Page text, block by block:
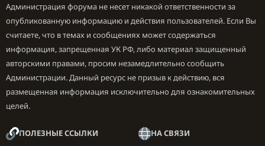
Администрация форума не несет никакой ответственности за
опубликованную информацию и действия пользователей. Если Вы
считаете, что в темах и сообщениях может содержаться
информация, запрещенная УК РФ, либо материал защищенный
авторскими правами, просим незамедлительно сообщить
Администрации. Данный ресурс не призыв к действию, вся
размещенная информация исключительно для ознакомительных
целей.
ПОЛЕЗНЫЕ ССЫЛКИ НА СВЯЗИ